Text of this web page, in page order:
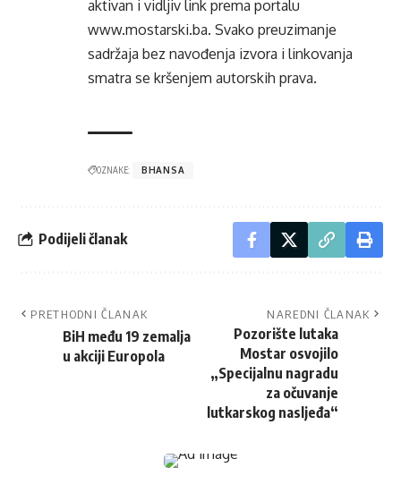
aktivan i vidljiv link prema portalu
www.mostarski.ba. Svako preuzimanje
sadržaja bez navođenja izvora i linkovanja
smatra se kršenjem autorskih prava.
OZNAKE: BHANSA
Podijeli članak
PRETHODNI ČLANAK
BiH među 19 zemalja
u akciji Europola
NAREDNI ČLANAK
Pozorište lutaka
Mostar osvojilo
„Specijalnu nagradu
za očuvanje
lutkarskog nasljeđa“